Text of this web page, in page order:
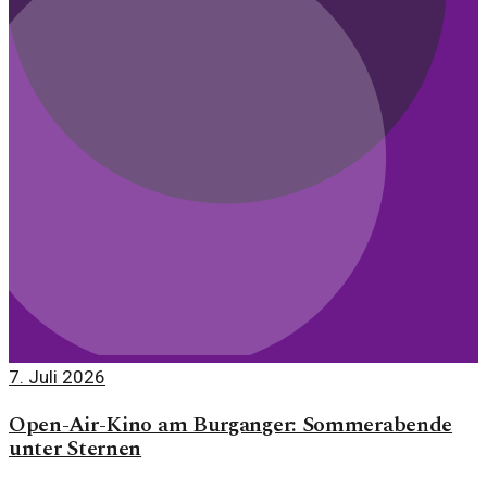
7. Juli 2026
Open-Air-Kino am Burganger: Sommerabende
unter Sternen